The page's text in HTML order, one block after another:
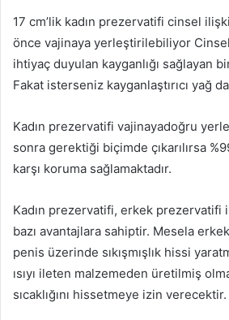
17 cm’lik kadın prezervatifi cinsel
önce vajinaya yerleştirilebiliyor Cinsel
ihtiyaç duyulan kayganlığı sağlayan
Fakat isterseniz kayganlaştırıcı yağ
Kadın prezervatifi vajinayadoğru
sonra gerektiği biçimde çıkarılırsa
karşı koruma sağlamaktadır.
Kadın prezervatifi, erkek prezervatifi
bazı avantajlara sahiptir. Mesela
penis üzerinde sıkışmışlık hissi
ısıyı ileten malzemeden üretilmiş
sıcaklığını hissetmeye izin verecektir.